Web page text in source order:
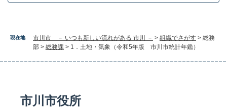
現在地 市川市 － いつも新しい流れがある 市川 － > 組織でさがす > 総務
部 > 総務課 > 1．土地・気象（令和5年版 市川市統計年鑑）
市川市役所